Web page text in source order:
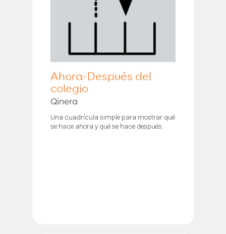
Ahora-Después del
colegio
Qinera
Una cuadrícula simple para mostrar qué
se hace ahora y qué se hace después.